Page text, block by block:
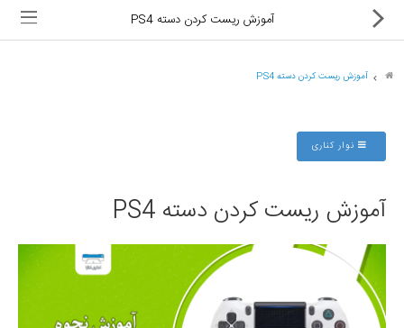
ماشین های اداری
لوازم التحریر
کارتریج و تونر
تجهیزات فروشگاهی و بانکی
آموزش ریست کردن دسته PS4
آموزش ریست کردن دسته PS4
نوار کناری
آموزش ریست کردن دسته PS4